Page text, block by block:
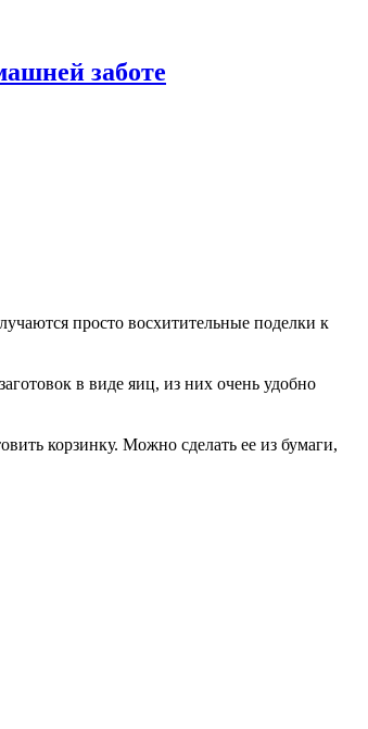
заботе
просто восхитительные поделки к
в виде яиц, из них очень удобно
корзинку. Можно сделать ее из бумаги,